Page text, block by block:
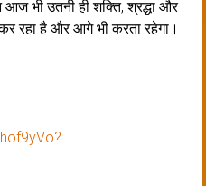
आज भी उतनी ही शक्ति, श्रद्धा और
रहा है और आगे भी करता रहेगा।